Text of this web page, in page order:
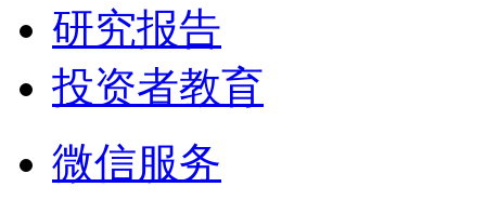
研究报告
投资者教育
微信服务